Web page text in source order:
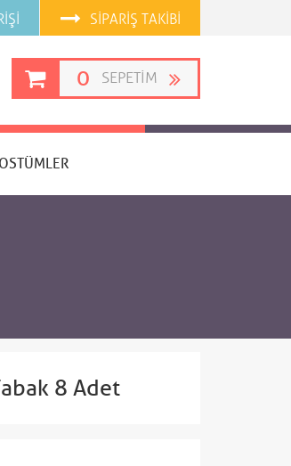
SIPARIŞ TAKIBI
0 SEPETIM
8 Adet